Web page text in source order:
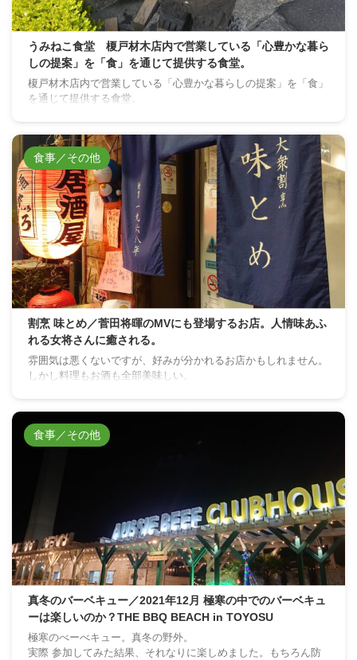
うみねこ食堂 榎戸材木店内で営業している「心豊かな暮ら
しの提案」を「食」を通じて提供する食堂。
榎戸材木店内で営業している「心豊かな暮らしの提案」を「食」
を通じて提供する食堂。
食事／その他
割烹 味とめ／菅田将暉のMVにも登場するお店。人情味あふ
れる女将さんに癒される。
雰囲気は悪くないですが、好みが分かれるお店かもしれません。
しかし料理もお酒も全部美味しい。
食事／その他
真冬のバーベキュー／2021年12月 極寒の中でのバーベキュ
ーは楽しいのか？THE BBQ BEACH in TOYOSU
極寒のべーべキュー。真冬の野外。
実際 参加してみた結果、それなりに楽しめました。もちろん防